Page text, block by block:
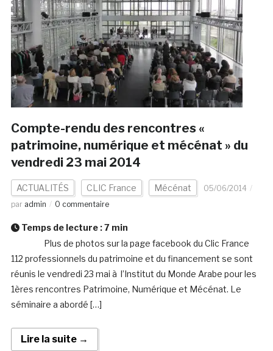
Compte-rendu des rencontres «
patrimoine, numérique et mécénat » du
vendredi 23 mai 2014
ACTUALITÉS CLIC France Mécénat
05/06/2014
par admin 0 commentaire
Temps de lecture :7 min
Plus de photos sur la page facebook du Clic France
112 professionnels du patrimoine et du financement se sont
réunis le vendredi 23 mai à l’Institut du Monde Arabe pour les
1ères rencontres Patrimoine, Numérique et Mécénat. Le
séminaire a abordé […]
Lire la suite →